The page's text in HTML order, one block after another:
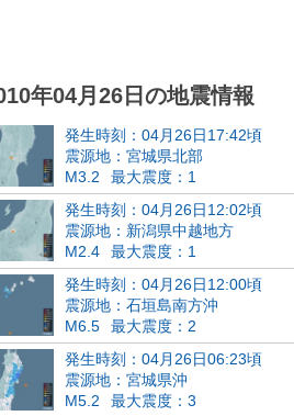
年04月26日の地震情報
発生時刻：04月26日17:42頃
震源地：宮城県北部
M3.2
最大震度：1
発生時刻：04月26日12:02頃
震源地：新潟県中越地方
M2.4
最大震度：1
発生時刻：04月26日12:00頃
震源地：石垣島南方沖
M6.5
最大震度：2
発生時刻：04月26日06:23頃
震源地：宮城県沖
M5.2
最大震度：3